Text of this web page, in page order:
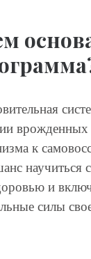
к
научиться
и
силы